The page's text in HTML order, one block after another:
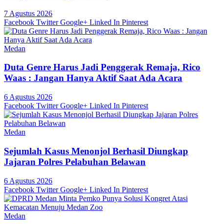
7 Agustus 2026
Facebook Twitter Google+ Linked In Pinterest
Medan
Duta Genre Harus Jadi Penggerak Remaja, Rico
Waas : Jangan Hanya Aktif Saat Ada Acara
6 Agustus 2026
Facebook Twitter Google+ Linked In Pinterest
Medan
Sejumlah Kasus Menonjol Berhasil Diungkap
Jajaran Polres Pelabuhan Belawan
6 Agustus 2026
Facebook Twitter Google+ Linked In Pinterest
Medan